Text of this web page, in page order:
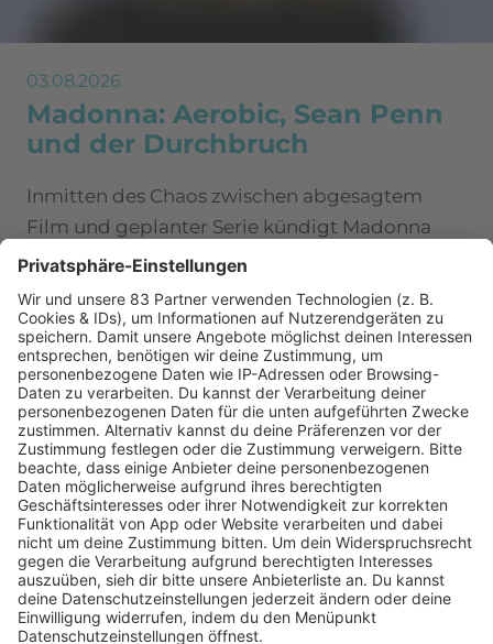
03.08.2026
Madonna: Aerobic, Sean Penn
und der Durchbruch
Inmitten des Chaos zwischen abgesagtem
Film und geplanter Serie kündigt Madonna
nun ein besonderes Buch an.
mehr lesen
IMAGO / ZUMA Press